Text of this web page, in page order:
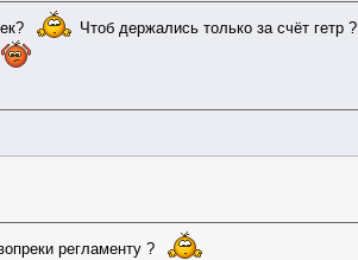
Чтоб держались только за счёт гетр ?
регламенту ?